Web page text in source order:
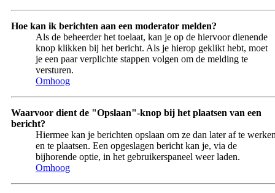
Hoe kan ik berichten aan een moderator melden?
Als de beheerder het toelaat, kan je op de hiervoor dienende
knop klikken bij het bericht. Als je hierop geklikt hebt, moet
je een paar verplichte stappen volgen om de melding te
versturen.
Omhoog
Waarvoor dient de "Opslaan"-knop bij het plaatsen van een
bericht?
Hiermee kan je berichten opslaan om ze dan later af te
en te plaatsen. Een opgeslagen bericht kan je, via de
bijhorende optie, in het gebruikerspaneel weer laden.
Omhoog